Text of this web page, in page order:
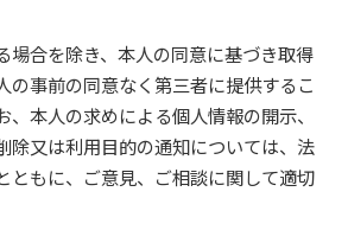
場合を除き、本人の同意に基づき取得
の事前の同意なく第三者に提供するこ
、本人の求めによる個人情報の開示、
除又は利用目的の通知については、法
ともに、ご意見、ご相談に関して適切